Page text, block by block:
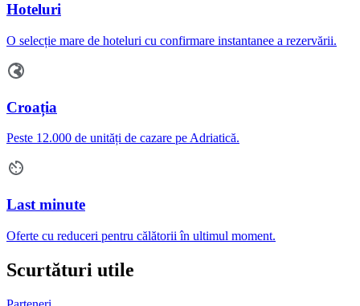
Hoteluri
O selecție mare de hoteluri cu confirmare instantanee a rezervării.
Croația
Peste 12.000 de unități de cazare pe Adriatică.
Last minute
Oferte cu reduceri pentru călătorii în ultimul moment.
Scurtături utile